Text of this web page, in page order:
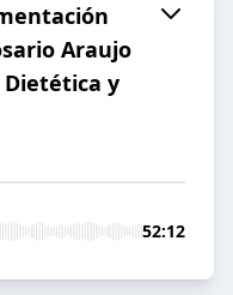
Araujo
Dietética y
52:12